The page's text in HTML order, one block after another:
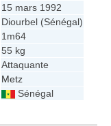
15 mars 1992
Diourbel (Sénégal)
1m64
55 kg
Attaquante
Metz
Sénégal